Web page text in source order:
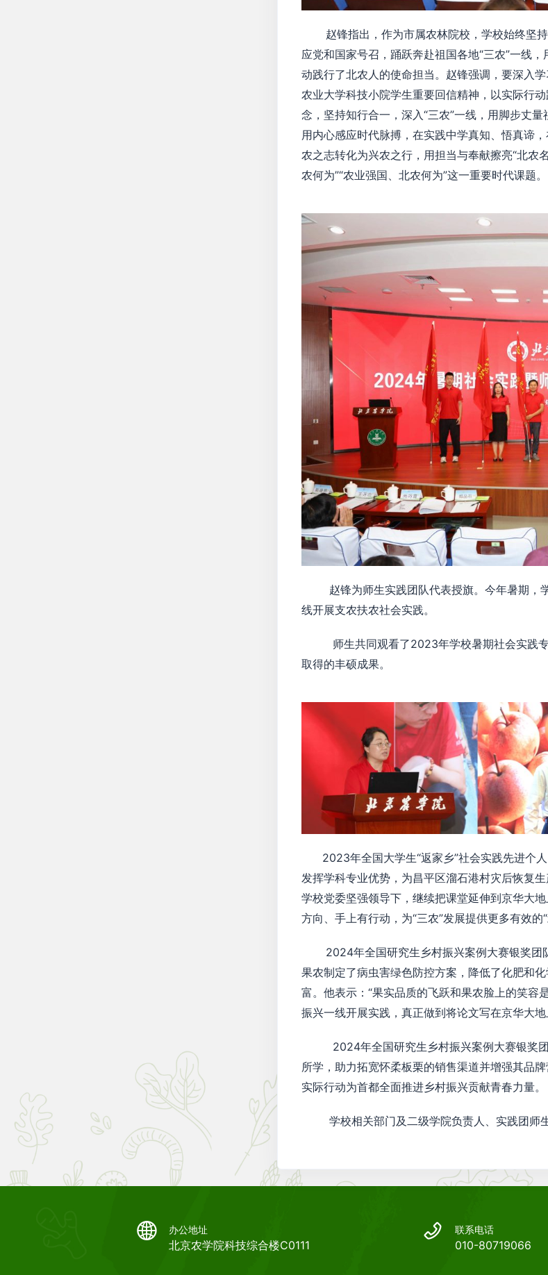
赵锋指出，作为市属农林院校，学校始终坚持
应党和国家号召，踊跃奔赴祖国各地“三农”一线
动践行了北农人的使命担当。赵锋强调，要深入
农业大学科技小院学生重要回信精神，以实际行
念，坚持知行合一，深入“三农”一线，用脚步丈
用内心感应时代脉搏，在实践中学真知、悟真谛
农之志转化为兴农之行，用担当与奉献擦亮“北农
农何为”“农业强国、北农何为”这一重要时代课题。
赵锋为师生实践团队代表授旗。今年暑期，
线开展支农扶农社会实践。
师生共同观看了2023年学校暑期社会实践专
取得的丰硕成果。
2023年全国大学生“返家乡”社会实践先进个人
发挥学科专业优势，为昌平区溜石港村灾后恢复
学校党委坚强领导下，继续把课堂延伸到京华大
方向、手上有行动，为“三农”发展提供更多有效的“
2024年全国研究生乡村振兴案例大赛银奖团
果农制定了病虫害绿色防控方案，降低了化肥和
富。他表示：“果实品质的飞跃和果农脸上的笑
振兴一线开展实践，真正做到将论文写在京华大
2024年全国研究生乡村振兴案例大赛银奖团
所学，助力拓宽怀柔板栗的销售渠道并增强其品
实际行动为首都全面推进乡村振兴贡献青春力量。
学校相关部门及二级学院负责人、实践团师生
办公地址
北京农学院科技综合楼C0111
联系电话
010-80719066